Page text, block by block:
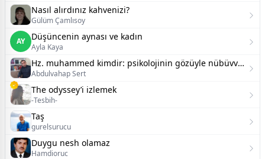
Nasıl alırdınız kahvenizi?
Gülüm Çamlısoy
AY Düşüncenin aynası ve kadın
Ayla Kaya
Hz. muhammed kimdir: psikolojinin gözüyle nübüvveti yeniden düşünmek.
Abdulvahap Sert
The odyssey’i izlemek
-Tesbih-
Taş
gurelsurucu
Duygu nesh olamaz
Hamdioruc